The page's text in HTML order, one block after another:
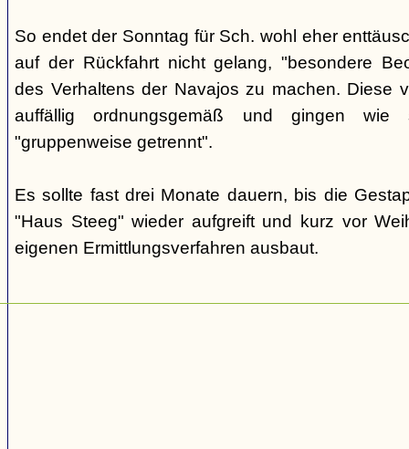
So endet der Sonntag für Sch. wohl eher
auf der Rückfahrt nicht gelang, "besondere
des Verhaltens der Navajos zu machen. Diese
auffällig ordnungsgemäß und gingen wie
"gruppenweise getrennt".
Es sollte fast drei Monate dauern, bis die
"Haus Steeg" wieder aufgreift und kurz vor
eigenen Ermittlungsverfahren ausbaut.